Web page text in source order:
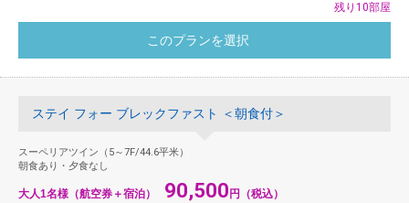
残り10部屋
ステイ フォー ブレックファスト ＜朝食付＞
スーペリアツイン（5～7F/44.6平米）
朝食あり・夕食なし
大人1名様（航空券＋宿泊） 90,500 円（税込）